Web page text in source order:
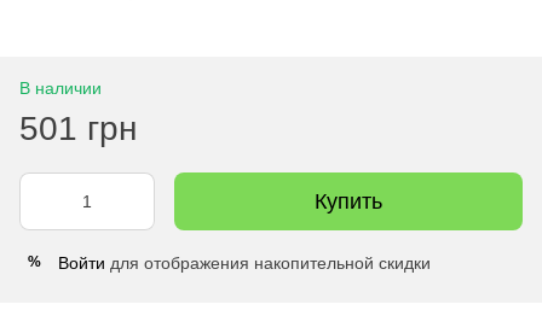
В наличии
501 грн
Купить
% Войти для отображения накопительной скидки